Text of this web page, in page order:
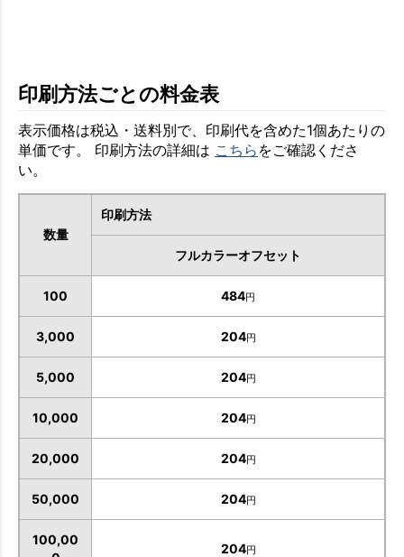
印刷方法ごとの料金表
表示価格は税込・送料別で、印刷代を含めた1個あたりの
単価です。 印刷方法の詳細は こちら をご確認くださ
い。
数量
印刷方法
フルカラーオフセット
100 484円
3,000 204円
5,000 204円
10,000 204円
20,000 204円
50,000 204円
100,00
204円